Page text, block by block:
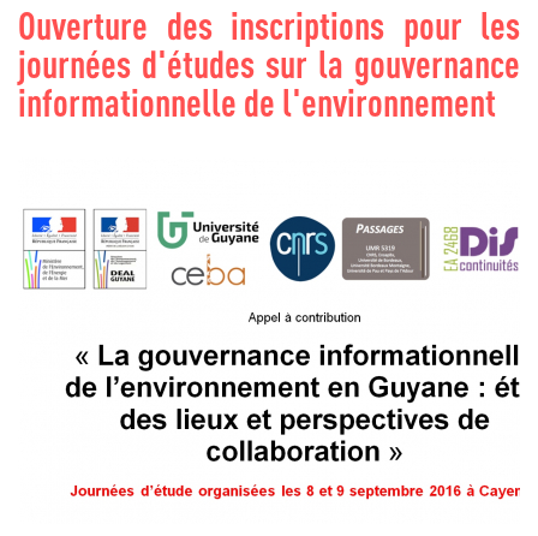
Ouverture des inscriptions pour les
journées d'études sur la gouvernance
informationnelle de l'environnement